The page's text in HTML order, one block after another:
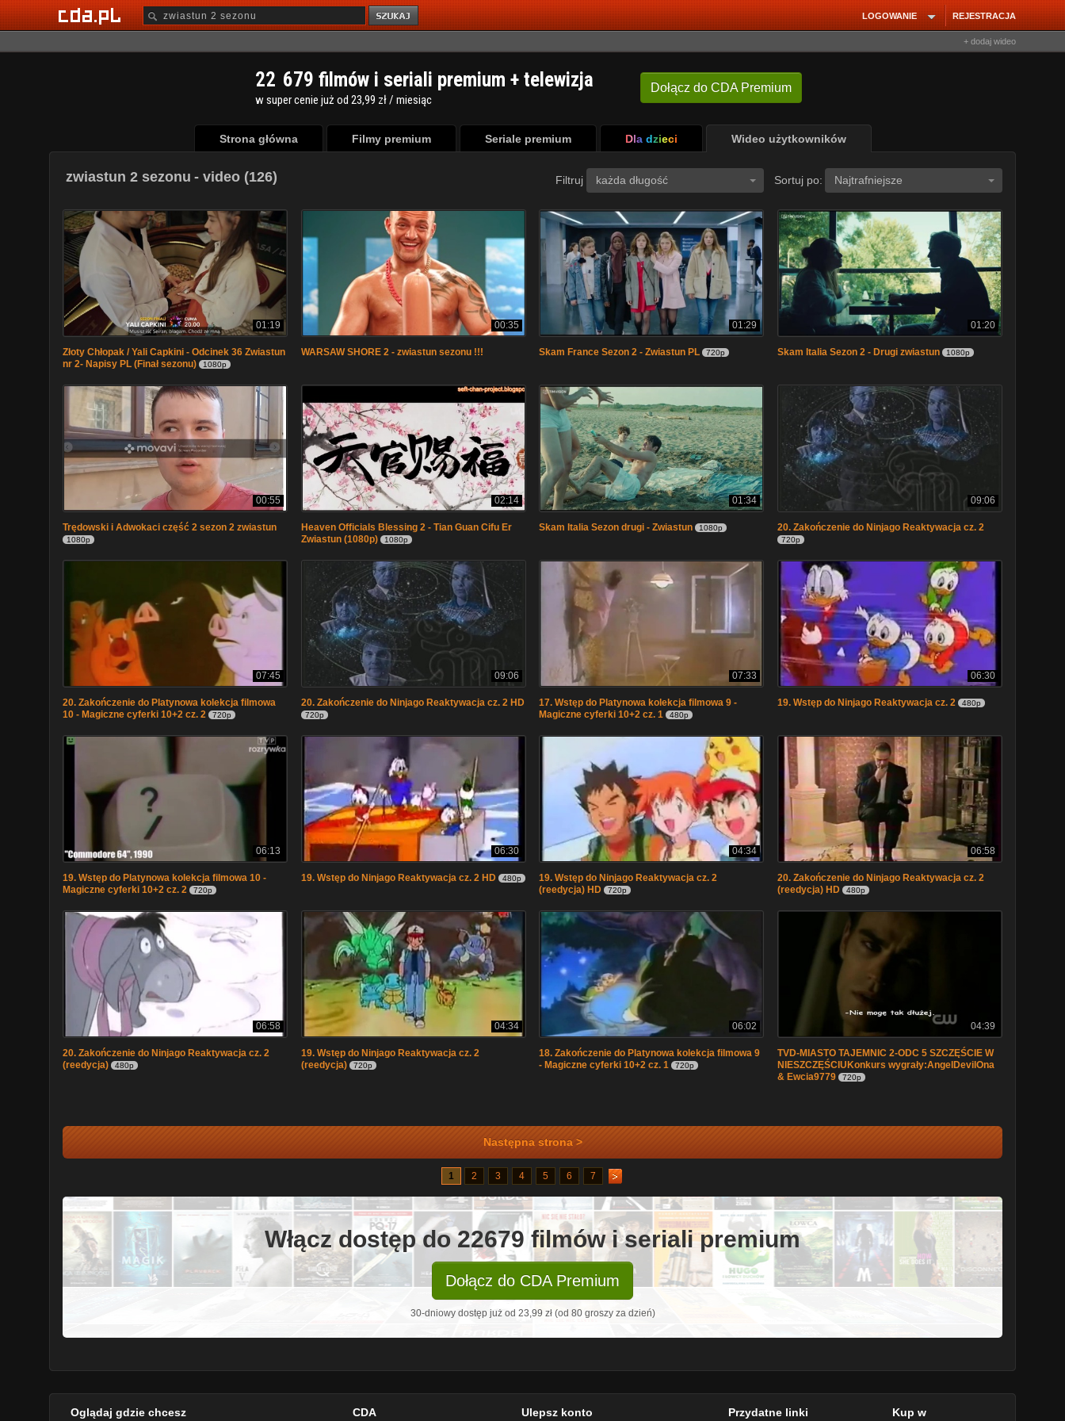
REJESTRACJA
LOGOWANIE
+ dodaj wideo
Dołącz do CDA Premium
22 679 filmów i seriali premium + telewizja
w super cenie już od 23,99 zł / miesiąc
Strona główna Filmy premium Seriale premium Dla dzieci Wideo użytkowników
zwiastun 2 sezonu - video (126) Filtruj każda długość Sortuj po: Najtrafniejsze
01:19
Złoty Chłopak / Yali Capkini - Odcinek 36 Zwiastun
nr 2- Napisy PL (Finał sezonu)
1080p
00:35
WARSAW SHORE 2 - zwiastun sezonu !!!
01:29
Skam France Sezon 2 - Zwiastun PL 720p
01:20
Skam Italia Sezon 2 - Drugi zwiastun 1080p
00:55
Trędowski i Adwokaci część 2 sezon 2 zwiastun
1080p
02:14
Heaven Officials Blessing 2 - Tian Guan Cifu Er
Zwiastun (1080p)
1080p
01:34
Skam Italia Sezon drugi - Zwiastun 1080p
09:06
20. Zakończenie do Ninjago Reaktywacja cz. 2
720p
07:45
20. Zakończenie do Platynowa kolekcja filmowa
10 - Magiczne cyferki 10+2 cz. 2
720p
09:06
20. Zakończenie do Ninjago Reaktywacja cz. 2 HD
720p
07:33
17. Wstęp do Platynowa kolekcja filmowa 9 -
Magiczne cyferki 10+2 cz. 1
480p
06:30
19. Wstęp do Ninjago Reaktywacja cz. 2 480p
06:13
19. Wstęp do Platynowa kolekcja filmowa 10 -
Magiczne cyferki 10+2 cz. 2
720p
06:30
19. Wstęp do Ninjago Reaktywacja cz. 2 HD 480p
04:34
19. Wstęp do Ninjago Reaktywacja cz. 2
(reedycja) HD
720p
06:58
20. Zakończenie do Ninjago Reaktywacja cz. 2
(reedycja) HD
480p
06:58
20. Zakończenie do Ninjago Reaktywacja cz. 2
(reedycja)
480p
04:34
19. Wstęp do Ninjago Reaktywacja cz. 2
(reedycja)
720p
06:02
18. Zakończenie do Platynowa kolekcja filmowa 9
- Magiczne cyferki 10+2 cz. 1
720p
04:39
TVD-MIASTO TAJEMNIC 2-ODC 5 SZCZĘŚCIE W
NIESZCZĘŚCIUKonkurs wygrały:AngelDevilOna
& Ewcia9779
720p
Następna strona >
1 2 3 4 5 6 7
Włącz dostęp do 22679 filmów i seriali premium
Dołącz do CDA Premium
30-dniowy dostęp już od 23,99 zł (od 80 groszy za dzień)
Oglądaj gdzie chcesz CDA Ulepsz konto Przydatne linki Kup w